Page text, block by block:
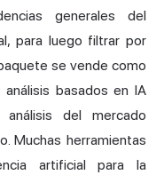
generales del
para luego filtrar por
se vende como
análisis basados en IA
del mercado
Muchas herramientas
artificial para la